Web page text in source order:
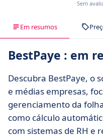
Sem
Em resumos
BestPaye : em
Descubra BestPaye, o
e médias empresas,
gerenciamento da
como cálculo
com sistemas de RH e